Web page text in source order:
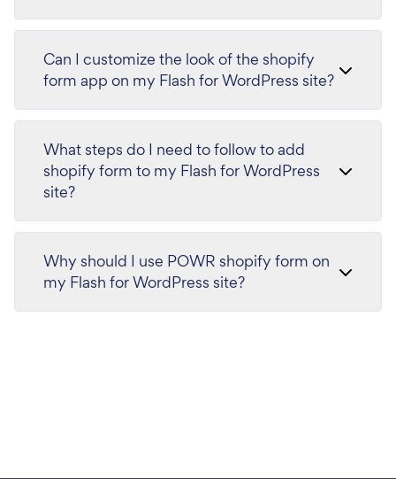
Can I customize the look of the shopify
form app on my Flash for WordPress site?
What steps do I need to follow to add
shopify form to my Flash for WordPress
site?
Why should I use POWR shopify form on
my Flash for WordPress site?